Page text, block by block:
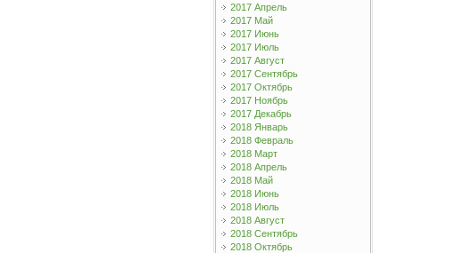
2017 Апрель
2017 Май
2017 Июнь
2017 Июль
2017 Август
2017 Сентябрь
2017 Октябрь
2017 Ноябрь
2017 Декабрь
2018 Январь
2018 Февраль
2018 Март
2018 Апрель
2018 Май
2018 Июнь
2018 Июль
2018 Август
2018 Сентябрь
2018 Октябрь